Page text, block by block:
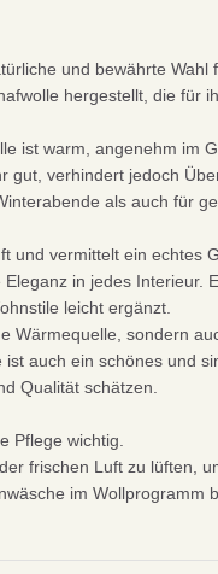
und bewährte Wahl
hergestellt, die für
ist warm, angenehm im
gut, verhindert jedoch
als auch für
und vermittelt ein echtes
in jedes Interieur.
leicht ergänzt.
Wärmequelle, sondern
auch ein schönes und
Qualität schätzen.
Pflege wichtig.
frischen Luft zu lüften,
im Wollprogramm